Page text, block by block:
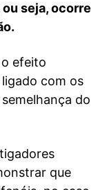
seja, ocorre
efeito
com os
do
que